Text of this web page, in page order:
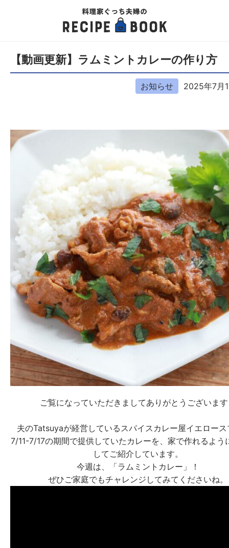
【動画更新】ラムミントカレーの作り方
お知らせ 2025年7月
ご覧になっていただきましてありがとうございま
夫のTatsuyaが経営しているスパイスカレー屋イエロー
7/11-7/17の期間で提供していたカレーを、家で作れるよう
してご紹介しています。
今週は、「ラムミントカレー」！
ぜひご家庭でもチャレンジしてみてくださいね。